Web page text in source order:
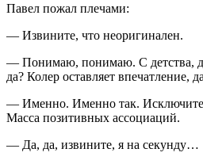
Павел пожал плечами:
— Извините, что неоригинален.
— Понимаю, понимаю. С детства,
да? Колер оставляет впечатление,
— Именно. Именно так.
Масса позитивных ассоциаций.
— Да, да, извините, я на секунду…